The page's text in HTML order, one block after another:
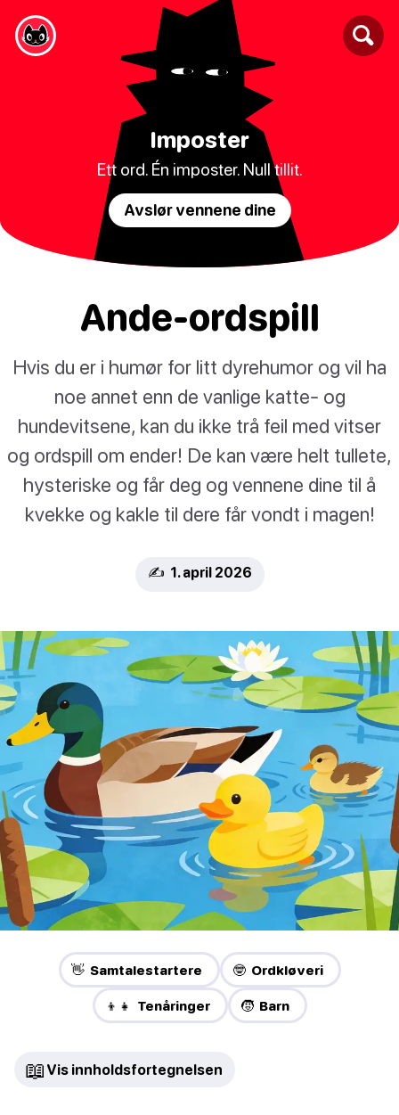
Imposter
Ett ord. Én imposter. Null tillit.
Avslør vennene dine
Ande-ordspill
Hvis du er i humør for litt dyrehumor og vil ha
noe annet enn de vanlige katte- og
hundevitsene, kan du ikke trå feil med vitser
og ordspill om ender! De kan være helt tullete,
hysteriske og får deg og vennene dine til å
kvekke og kakle til dere får vondt i magen!
✍️ 1. april 2026
👋 Samtalestartere 🤓 Ordkløveri
👦👧 Tenåringer 🧒 Barn
📖 Vis innholdsfortegnelsen